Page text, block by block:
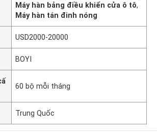
Máy hàn bảng điều khiển cửa ô tô,
Máy hàn tán đinh nóng
USD2000-20000
BOYI
60 bộ mỗi tháng
Trung Quốc